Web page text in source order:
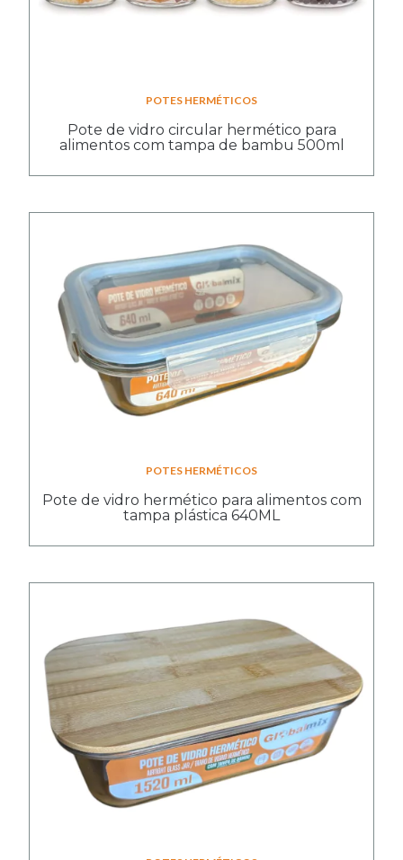
POTES HERMÉTICOS
Pote de vidro circular hermético para
alimentos com tampa de bambu 500ml
POTES HERMÉTICOS
Pote de vidro hermético para alimentos com
tampa plástica 640ML